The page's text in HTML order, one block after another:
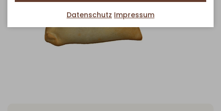
Datenschutz Impressum